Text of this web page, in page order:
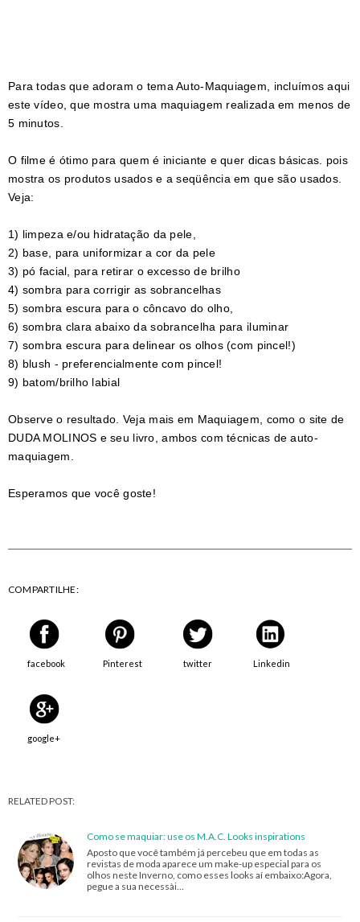
Para todas que adoram o tema Auto-Maquiagem, incluímos aqui
este vídeo, que mostra uma maquiagem realizada em menos de
5 minutos.
O filme é ótimo para quem é iniciante e quer dicas básicas. pois
mostra os produtos usados e a seqüência em que são usados.
Veja:
1) limpeza e/ou hidratação da pele,
2) base, para uniformizar a cor da pele
3) pó facial, para retirar o excesso de brilho
4) sombra para corrigir as sobrancelhas
5) sombra escura para o côncavo do olho,
6) sombra clara abaixo da sobrancelha para iluminar
7) sombra escura para delinear os olhos (com pincel!)
8) blush - preferencialmente com pincel!
9) batom/brilho labial
Observe o resultado. Veja mais em Maquiagem, como o site de
DUDA MOLINOS e seu livro, ambos com técnicas de auto-
maquiagem.
Esperamos que você goste!
COMPARTILHE:
facebook Pinterest twitter Linkedin
google+
RELATED POST:
Como se maquiar: use os M.A.C. Looks inspirations
Aposto que você também já percebeu que em todas as
revistas de moda aparece um make-up especial para os
olhos neste Inverno, como esses looks aí embaixo:Agora,
pegue a sua necessài…